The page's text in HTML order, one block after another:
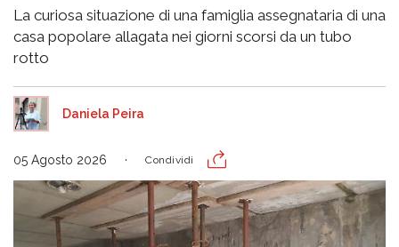
La curiosa situazione di una famiglia assegnataria di una
casa popolare allagata nei giorni scorsi da un tubo
rotto
Daniela Peira
05 Agosto 2026 Condividi